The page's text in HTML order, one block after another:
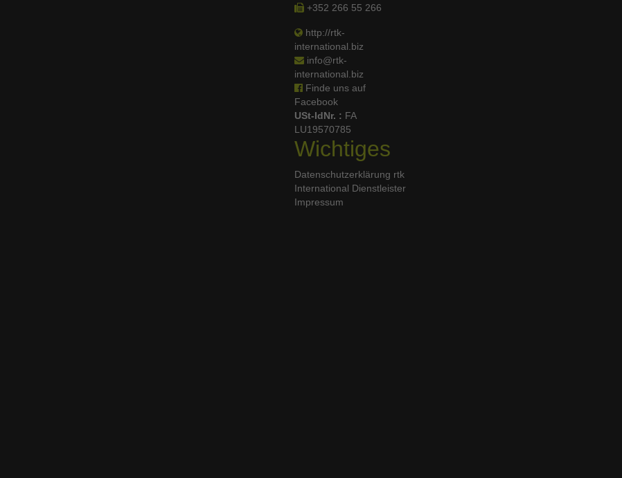
+352 266 55 266
http://rtk-
international.biz
info@rtk-
international.biz
Finde uns auf
Facebook
USt-IdNr. : FA
LU19570785
Wichtiges
Datenschutzerklärung rtk
International Dienstleister
Impressum